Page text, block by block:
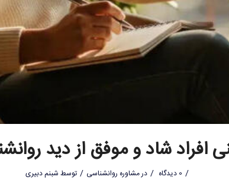
افراد شاد و موفق از دید
/ 0 دیدگاه / درمشاوره روانشناسی / توسط شبنم دبیری